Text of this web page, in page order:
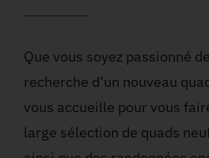
Que vous soyez passionné
recherche d’un nouveau
vous accueille pour vous
large sélection de quads